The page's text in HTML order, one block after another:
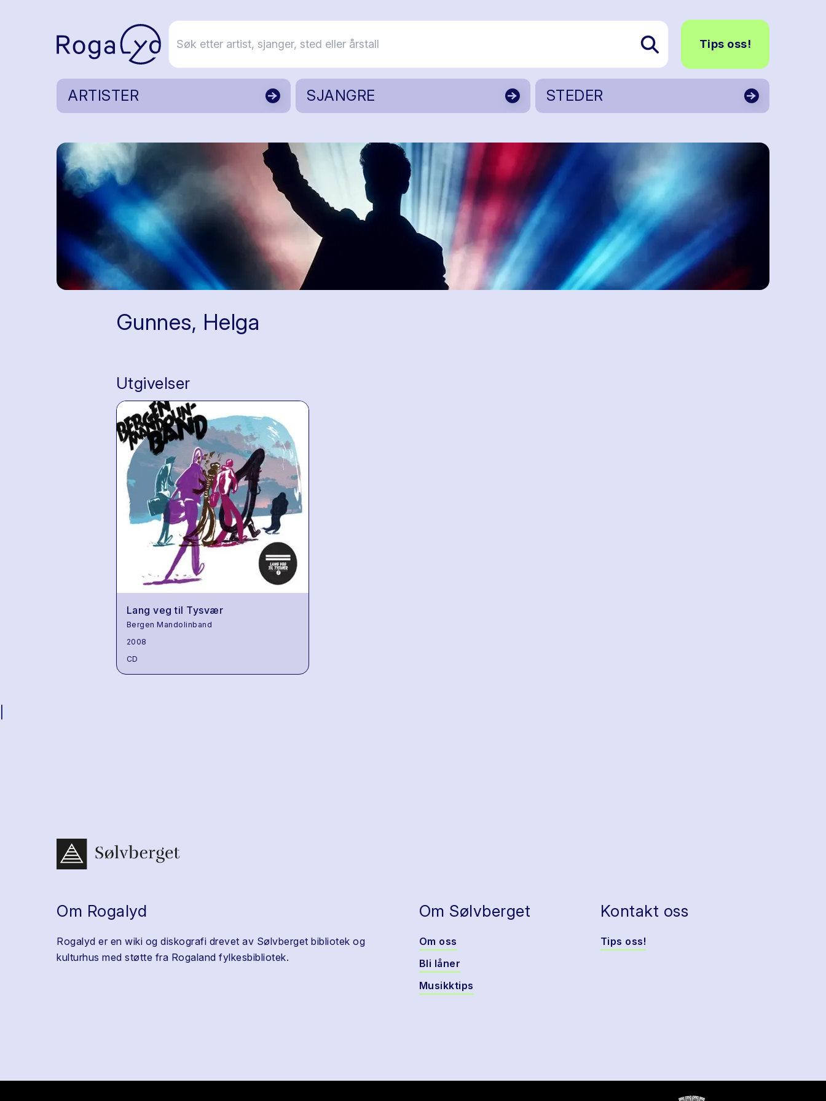
Tips oss!
ARTISTER SJANGRE STEDER
Gunnes, Helga
Utgivelser
Lang veg til Tysvær
Bergen Mandolinband
2008
CD
Om Rogalyd
Rogalyd er en wiki og diskografi drevet av Sølvberget bibliotek og
kulturhus med støtte fra Rogaland fylkesbibliotek.
Om Sølvberget
Om oss
Bli låner
Musikktips
Kontakt oss
Tips oss!